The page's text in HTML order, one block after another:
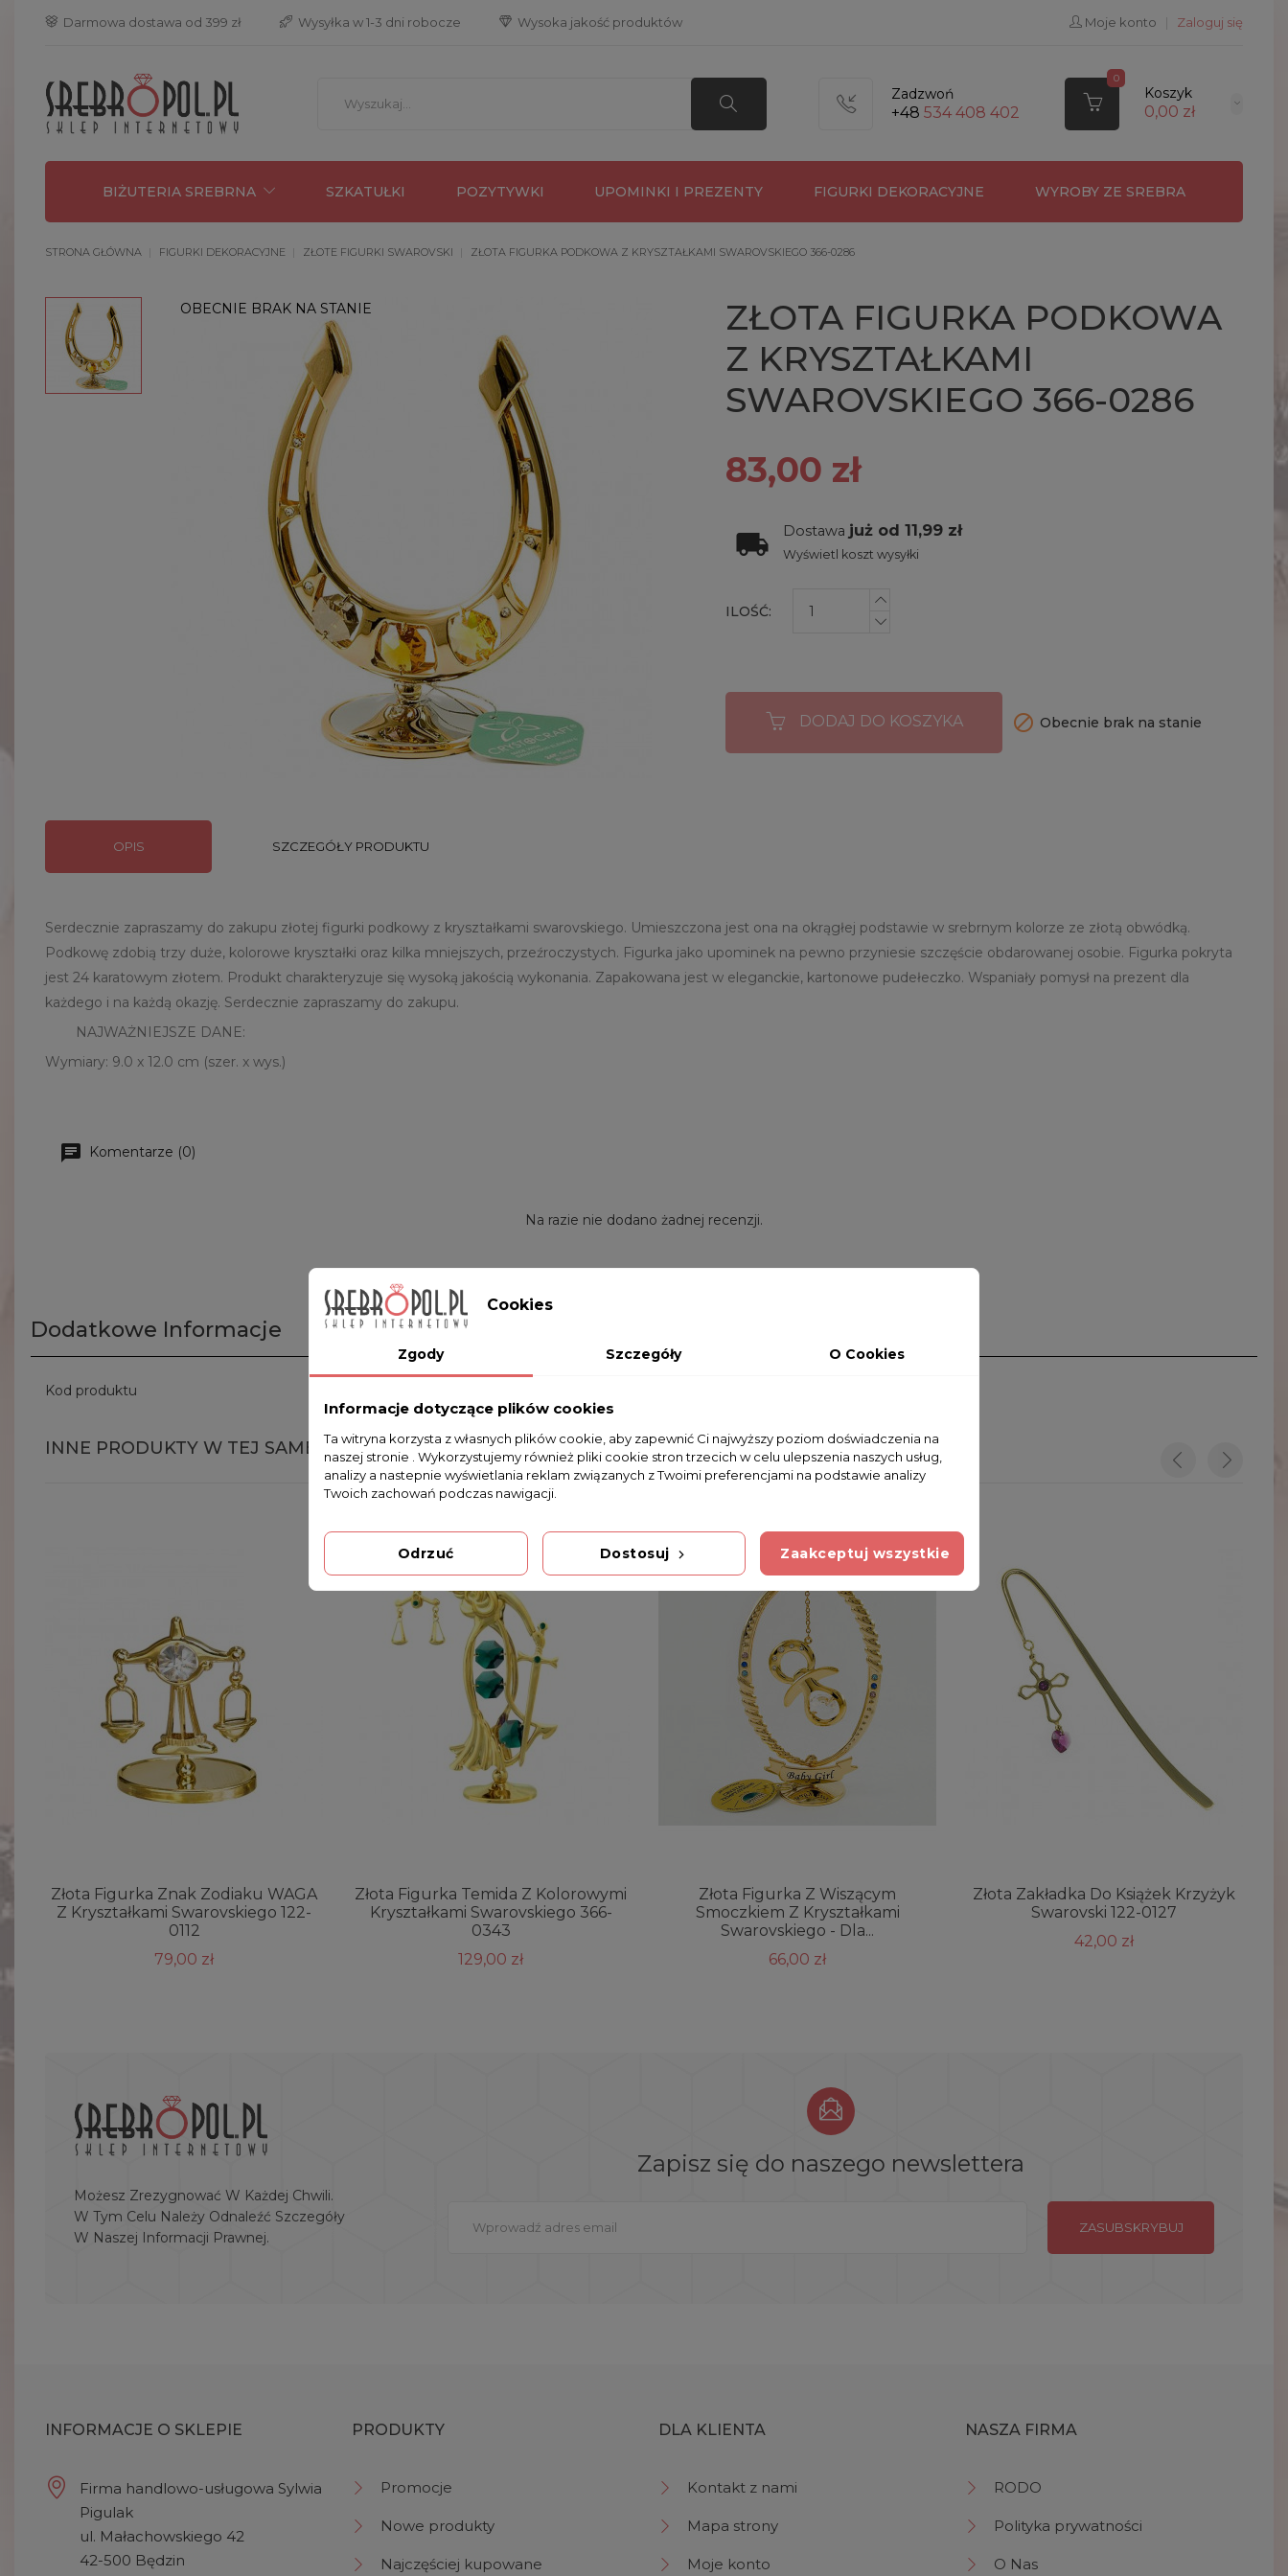
 Darmowa dostawa od 399 zł  Wysyłka w 1-3 dni robocze  Wysoka jakość produktów Moje konto Zaloguj się
Zadzwoń
+48 534 408 402
0
Koszyk
0,00 zł
BIŻUTERIA SREBRNA SZKATUŁKI POZYTYWKI UPOMINKI I PREZENTY FIGURKI DEKORACYJNE WYROBY ZE SREBRA
STRONA GŁÓWNA FIGURKI DEKORACYJNE ZŁOTE FIGURKI SWAROVSKI ZŁOTA FIGURKA PODKOWA Z KRYSZTAŁKAMI SWAROVSKIEGO 366-0286
OBECNIE BRAK NA STANIE
ZŁOTA FIGURKA PODKOWA
Z KRYSZTAŁKAMI
SWAROVSKIEGO 366-0286
83,00 zł
Dostawa już od 11,99 zł
Wyświetl koszt wysyłki
ILOŚĆ:
DODAJ DO KOSZYKA  Obecnie brak na stanie
OPIS SZCZEGÓŁY PRODUKTU
Serdecznie zapraszamy do zakupu złotej figurki podkowy z kryształkami swarovskiego. Umieszczona jest ona na okrągłej podstawie w srebrnym kolorze ze złotą obwódką.
Podkowę zdobią trzy duże, kolorowe kryształki oraz kilka mniejszych, przeźroczystych. Figurka jako upominek na pewno przyniesie szczęście obdarowanej osobie. Figurka pokryta
jest 24 karatowym złotem. Produkt charakteryzuje się wysoką jakością wykonania. Zapakowana jest w eleganckie, kartonowe pudełeczko. Wspaniały pomysł na prezent dla
każdego i na każdą okazję. Serdecznie zapraszamy do zakupu.
NAJWAŻNIEJSZE DANE:
Wymiary: 9.0 x 12.0 cm (szer. x wys.)
Komentarze (0)
Na razie nie dodano żadnej recenzji.
Dodatkowe Informacje
Kod produktu
INNE PRODUKTY W TEJ SAMEJ KATEGORII
Złota Figurka Znak Zodiaku WAGA
Z Kryształkami Swarovskiego 122-
0112
79,00 zł
Złota Figurka Temida Z Kolorowymi
Kryształkami Swarovskiego 366-
0343
129,00 zł
Złota Figurka Z Wiszącym
Smoczkiem Z Kryształkami
Swarovskiego - Dla...
66,00 zł
Złota Zakładka Do Książek Krzyżyk
Swarovski 122-0127
42,00 zł
Możesz Zrezygnować W Każdej Chwili.
W Tym Celu Należy Odnaleźć Szczegóły
W Naszej Informacji Prawnej.
Zapisz się do naszego newslettera
INFORMACJE O SKLEPIE
Firma handlowo-usługowa Sylwia
Pigulak
ul. Małachowskiego 42
42-500 Będzin
PRODUKTY
Promocje
Nowe produkty
Najczęściej kupowane
DLA KLIENTA
Kontakt z nami
Mapa strony
Moje konto
NASZA FIRMA
RODO
Polityka prywatności
O Nas
Cookies
Zgody Szczegóły O Cookies
Informacje dotyczące plików cookies
Ta witryna korzysta z własnych plików cookie, aby zapewnić Ci najwyższy poziom doświadczenia na
naszej stronie . Wykorzystujemy również pliki cookie stron trzecich w celu ulepszenia naszych usług,
analizy a nastepnie wyświetlania reklam związanych z Twoimi preferencjami na podstawie analizy
Twoich zachowań podczas nawigacji.
Odrzuć Dostosuj Zaakceptuj wszystkie